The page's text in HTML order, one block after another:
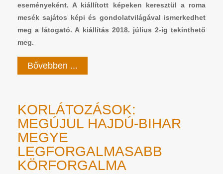
eseményeként. A kiállított képeken keresztül a roma
mesék sajátos képi és gondolatvilágával ismerkedhet
meg a látogató. A kiállítás 2018. július 2-ig tekinthető
meg.
Bővebben ...
KORLÁTOZÁSOK:
MEGÚJUL HAJDÚ-BIHAR
MEGYE
LEGFORGALMASABB
KÖRFORGALMA